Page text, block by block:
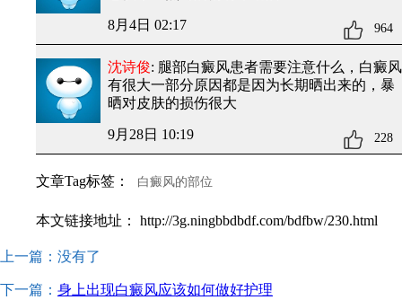
8月4日 02:17 964
沈诗俊: 腿部白癜风患者需要注意什么 ，白癜风
有很大一部分原因都是因为长期晒出来的，暴
晒对皮肤的损伤很大
9月28日 10:19 228
文章Tag标签： 白癜风的部位
本文链接地址： http://3g.ningbbdbdf.com/bdfbw/230.html
上一篇：没有了
下一篇： 身上出现白癜风应该如何做好护理